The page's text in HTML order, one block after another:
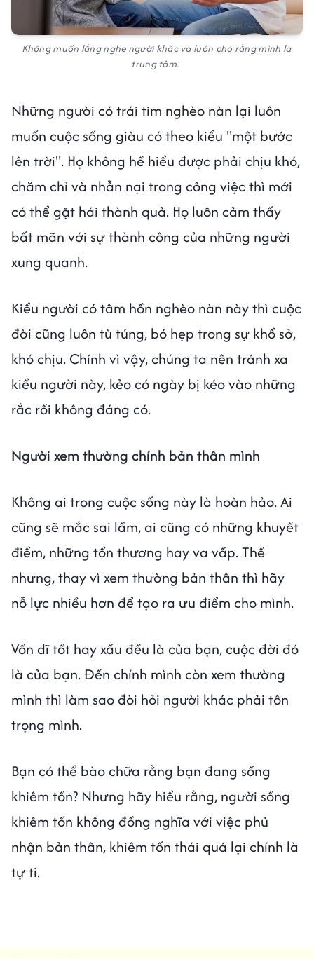
Không muốn lắng nghe người khác và luôn cho rằng mình là
trung tâm.
Những người có trái tim nghèo nàn lại luôn
muốn cuộc sống giàu có theo kiểu "một bước
lên trời". Họ không hề hiểu được phải chịu khó,
chăm chỉ và nhẫn nại trong công việc thì mới
có thể gặt hái thành quả. Họ luôn cảm thấy
bất mãn với sự thành công của những người
xung quanh.
Kiểu người có tâm hồn nghèo nàn này thì cuộc
đời cũng luôn tù túng, bó hẹp trong sự khổ sở,
khó chịu. Chính vì vậy, chúng ta nên tránh xa
kiểu người này, kẻo có ngày bị kéo vào những
rắc rối không đáng có.
Người xem thường chính bản thân mình
Không ai trong cuộc sống này là hoàn hảo. Ai
cũng sẽ mắc sai lầm, ai cũng có những khuyết
điểm, những tổn thương hay va vấp. Thế
nhưng, thay vì xem thường bản thân thì hãy
nỗ lực nhiều hơn để tạo ra ưu điểm cho mình.
Vốn dĩ tốt hay xấu đều là của bạn, cuộc đời đó
là của bạn. Đến chính mình còn xem thường
mình thì làm sao đòi hỏi người khác phải tôn
trọng mình.
Bạn có thể bào chữa rằng bạn đang sống
khiêm tốn? Nhưng hãy hiểu rằng, người sống
khiêm tốn không đồng nghĩa với việc phủ
nhận bản thân, khiêm tốn thái quá lại chính là
tự ti.